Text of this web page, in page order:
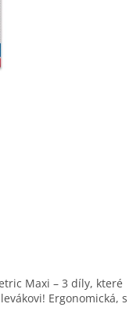
Maxi – 3 díly, které
Ergonomická, s